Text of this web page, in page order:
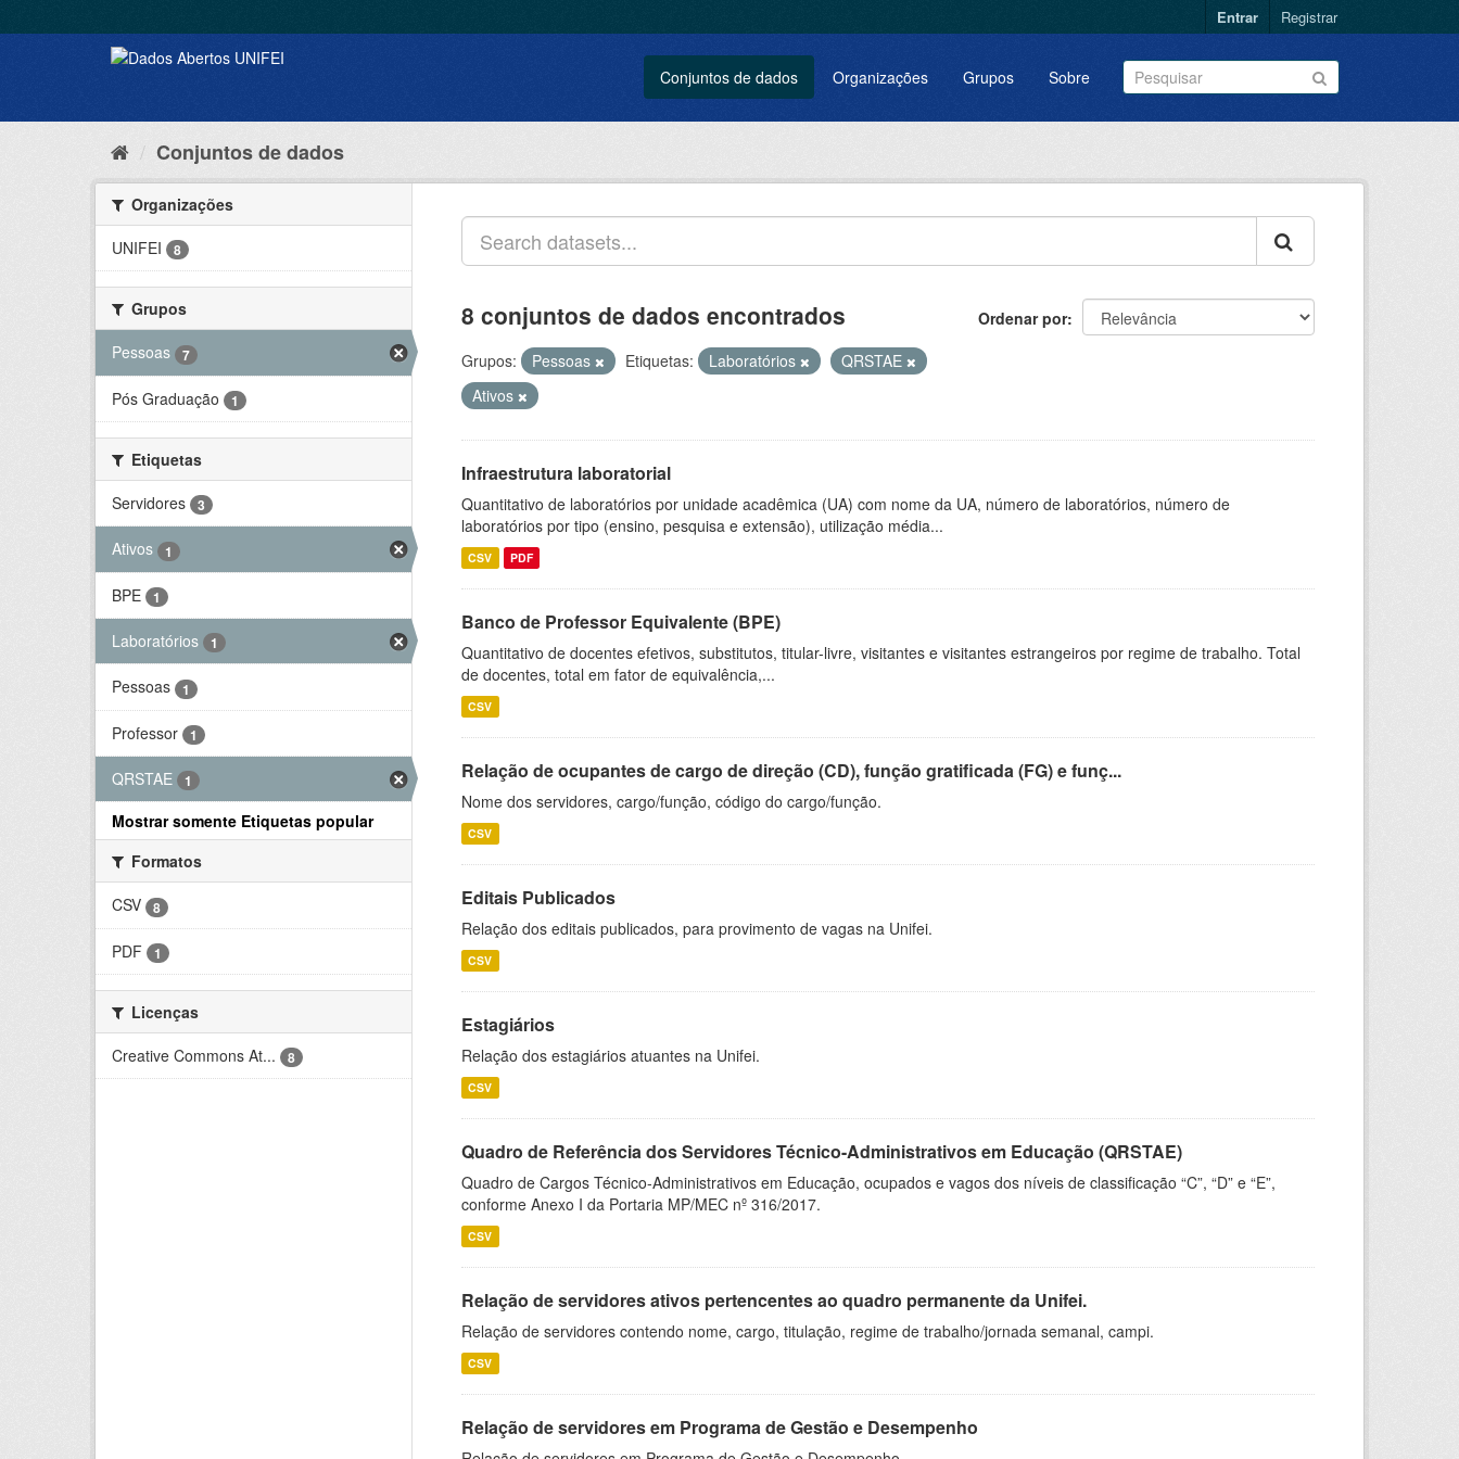
Entrar Registrar
Conjuntos de dados Organizações Grupos Sobre
Conjuntos de dados
Organizações
UNIFEI
8
Grupos
Pessoas
7
Pós Graduação 1
Etiquetas
Servidores
3
Ativos 1
BPE 1
Laboratórios 1
Pessoas 1
Professor 1
QRSTAE 1
Mostrar somente Etiquetas popular
Formatos
CSV
8
PDF 1
Licenças
Creative Commons At...
8
Ordenar por
8 conjuntos de dados encontrados
Grupos: Pessoas Etiquetas: Laboratórios
QRSTAE
Ativos
Infraestrutura laboratorial
Quantitativo de laboratórios por unidade acadêmica (UA) com nome da UA, número de laboratórios, número de
laboratórios por tipo (ensino, pesquisa e extensão), utilização média...
CSV PDF
Banco de Professor Equivalente (BPE)
Quantitativo de docentes efetivos, substitutos, titular-livre, visitantes e visitantes estrangeiros por regime de trabalho. Total
de docentes, total em fator de equivalência,...
CSV
Relação de ocupantes de cargo de direção (CD), função gratificada (FG) e funç...
Nome dos servidores, cargo/função, código do cargo/função.
CSV
Editais Publicados
Relação dos editais publicados, para provimento de vagas na Unifei.
CSV
Estagiários
Relação dos estagiários atuantes na Unifei.
CSV
Quadro de Referência dos Servidores Técnico-Administrativos em Educação (QRSTAE)
Quadro de Cargos Técnico-Administrativos em Educação, ocupados e vagos dos níveis de classificação “C”, “D” e “E”,
conforme Anexo I da Portaria MP/MEC nº 316/2017.
CSV
Relação de servidores ativos pertencentes ao quadro permanente da Unifei.
Relação de servidores contendo nome, cargo, titulação, regime de trabalho/jornada semanal, campi.
CSV
Relação de servidores em Programa de Gestão e Desempenho